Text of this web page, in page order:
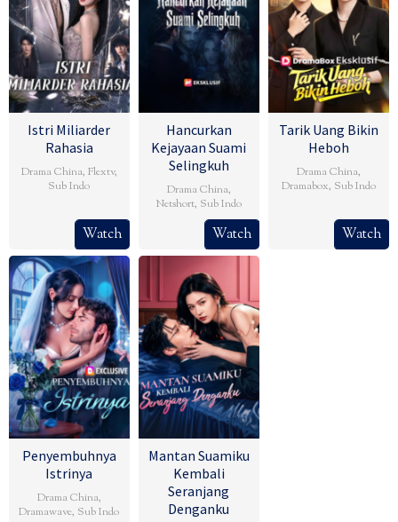
Istri Miliarder
Rahasia
Drama China, Flextv,
Sub Indo
Watch
Hancurkan
Kejayaan Suami
Selingkuh
Drama China,
Netshort, Sub Indo
Watch
Tarik Uang Bikin
Heboh
Drama China,
Dramabox, Sub Indo
Watch
Penyembuhnya
Istrinya
Drama China,
Dramawave, Sub Indo
Mantan Suamiku
Kembali
Seranjang
Denganku